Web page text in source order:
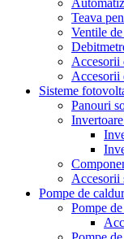
Teava
Ventile
Accesorii
Accesorii
Sisteme
Panouri
Accesorii
Pompe de
Pompe